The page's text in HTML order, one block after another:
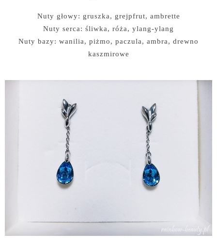
Nuty głowy: gruszka, grejpfrut, ambrette
Nuty serca: śliwka, róża, ylang-ylang
Nuty bazy: wanilia, piżmo, paczula, ambra, drewno
kaszmirowe